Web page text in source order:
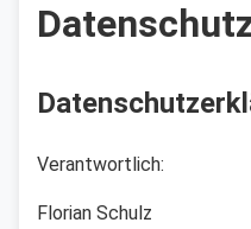
Verantwortlich:
Florian Schulz